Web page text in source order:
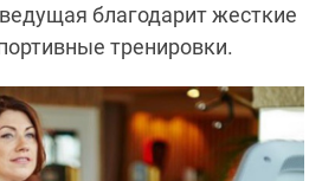
благодарит жесткие
тренировки.